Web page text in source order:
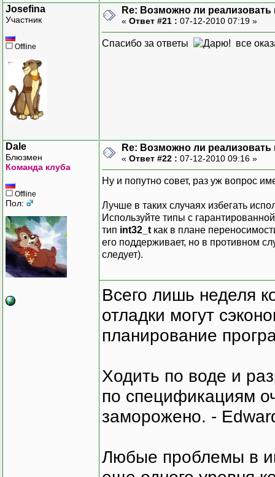
Josefina
Участник
Offline
Re: Возможно ли
« Ответ #21 : 07-12-2010 07:19 »
Спасибо за ответы все
Dale
Блюзмен
Команда клуба
Offline
Пол:
Re: Возможно ли
« Ответ #22 : 07-12-2010 09:16 »
Ну и попутно совет, раз уж вопрос
Лучше в таких случаях избегать
Используйте типы с
тип int32_t как в плане
его поддерживает, но в противном
следует).
Всего лишь неделя
отладки могут
планирование
Ходить по воде и
по спецификациям
заморожено. -
Любые проблемы в